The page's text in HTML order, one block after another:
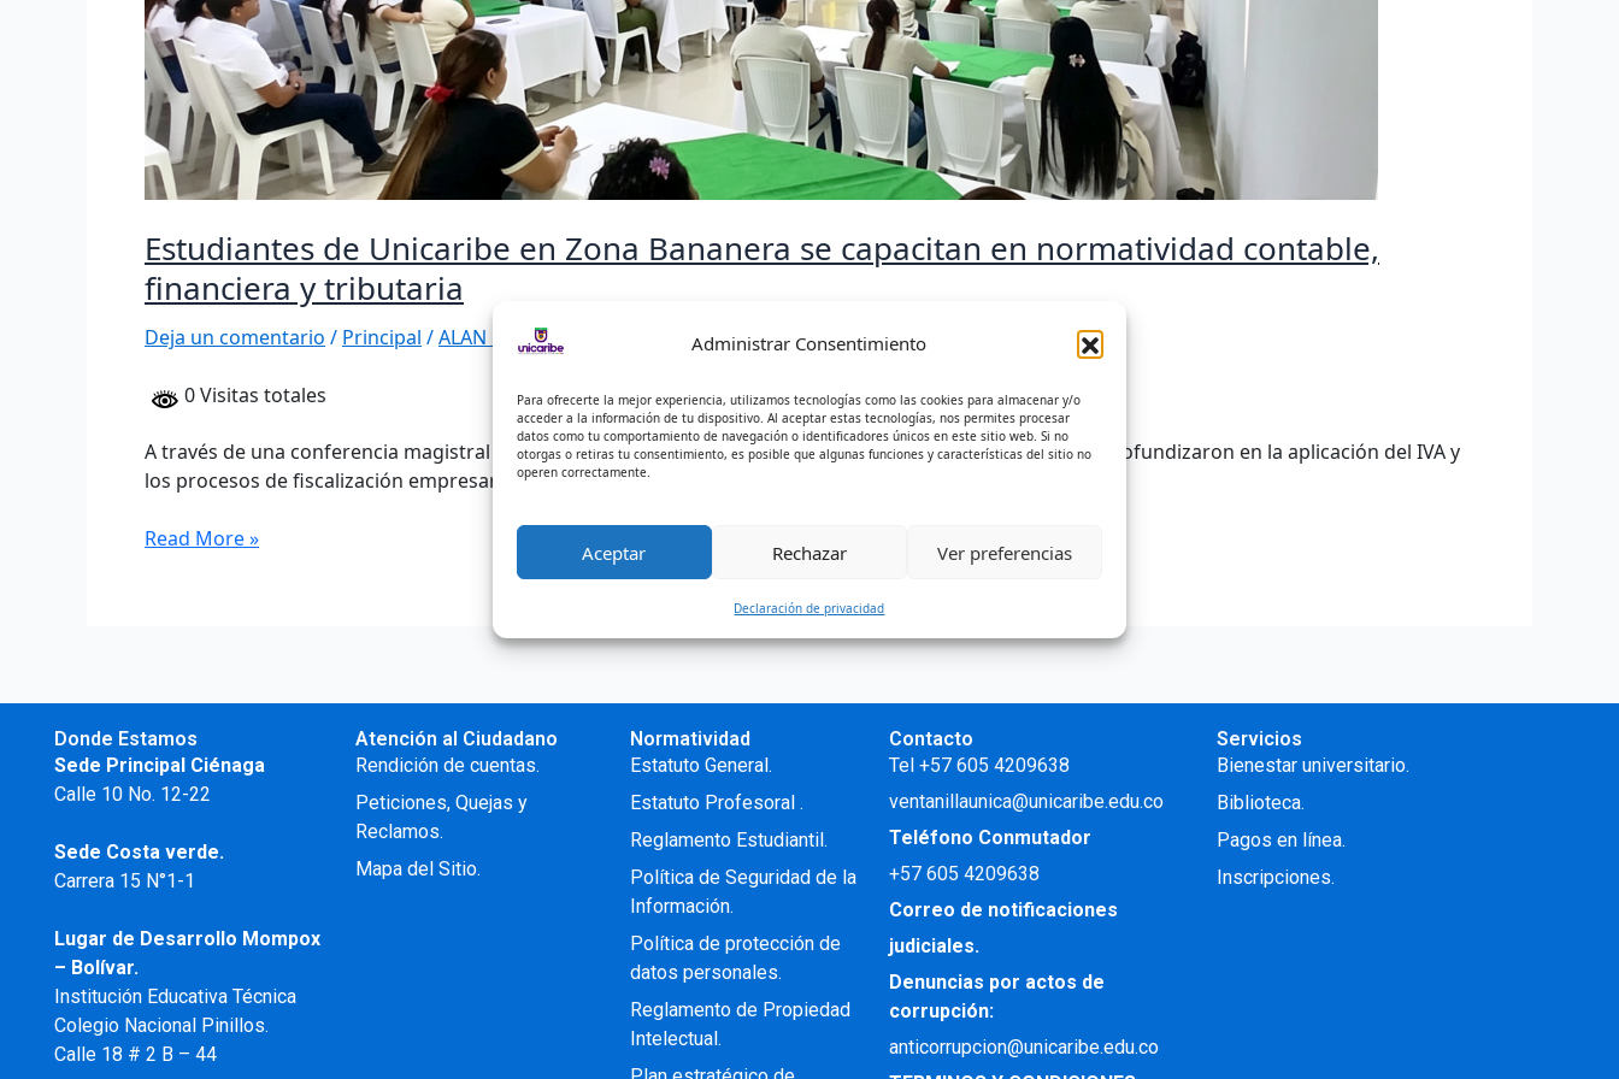
Administrar Consentimiento
Para ofrecerte la mejor experiencia, utilizamos tecnologías como las cookies para almacenar y/o
acceder a la información de tu dispositivo. Al aceptar estas tecnologías, nos permites procesar
datos como tu comportamiento de navegación o identificadores únicos en este sitio web. Si no
otorgas o retiras tu consentimiento, es posible que algunas funciones y características del sitio no
operen correctamente.
Aceptar Rechazar Ver preferencias
Declaración de privacidad
Estudiantes de Unicaribe en Zona Bananera se capacitan en normatividad contable,
financiera y tributaria
Deja un comentario / Principal /ALAN DAVID SIERRA PEÑA
0 Visitas totales
A través de una conferencia magistral en el auditorio de Coomulbanano, alumnos de Contaduría Pública profundizaron en la aplicación del IVA y
los procesos de fiscalización empresarial. La Institución Universitaria […]
Read More »
Donde Estamos
Sede Principal Ciénaga
Calle 10 No. 12-22
Sede Costa verde.
Carrera 15 N°1-1
Lugar de Desarrollo Mompox
– Bolívar.
Institución Educativa Técnica
Colegio Nacional Pinillos.
Calle 18 # 2 B – 44
Atención al Ciudadano
Rendición de cuentas.
Peticiones, Quejas y
Reclamos.
Mapa del Sitio.
Normatividad
Estatuto General.
Estatuto Profesoral .
Reglamento Estudiantil.
Política de Seguridad de la
Información.
Política de protección de
datos personales.
Reglamento de Propiedad
Intelectual.
Contacto
Tel +57 605 4209638
ventanillaunica@unicaribe.edu.co
Teléfono Conmutador
+57605 4209638
Correo de notificaciones
judiciales.
Denuncias por actos de
corrupción:
anticorrupcion@unicaribe.edu.co
Servicios
Bienestar universitario.
Biblioteca.
Pagos en línea.
Inscripciones.